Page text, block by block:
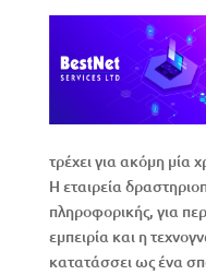
τρέχει για ακόμη
Η εταιρεία
πληροφορικής, για
εμπειρία και η
κατατάσσει ως ένα